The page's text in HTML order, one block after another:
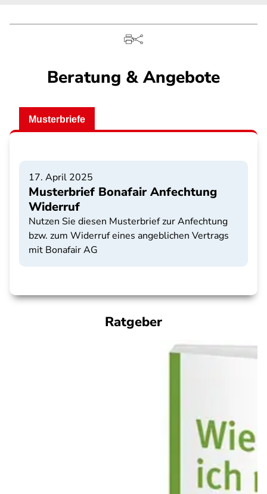
Beratung & Angebote
Musterbriefe
17. April 2025
Musterbrief Bonafair Anfechtung
Widerruf
Nutzen Sie diesen Musterbrief zur Anfechtung
bzw. zum Widerruf eines angeblichen Vertrags
mit Bonafair AG
Ratgeber